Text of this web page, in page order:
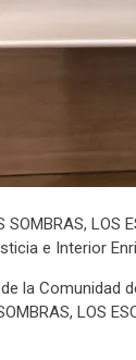
LOS
e Interior
la Comunidad
LOS